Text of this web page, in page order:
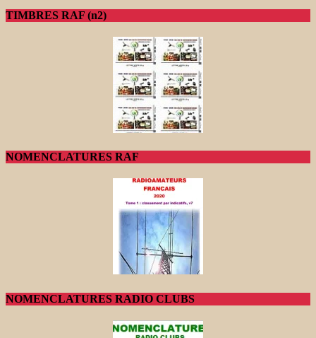
TIMBRES RAF (n2)
NOMENCLATURES RAF
NOMENCLATURES RADIO CLUBS